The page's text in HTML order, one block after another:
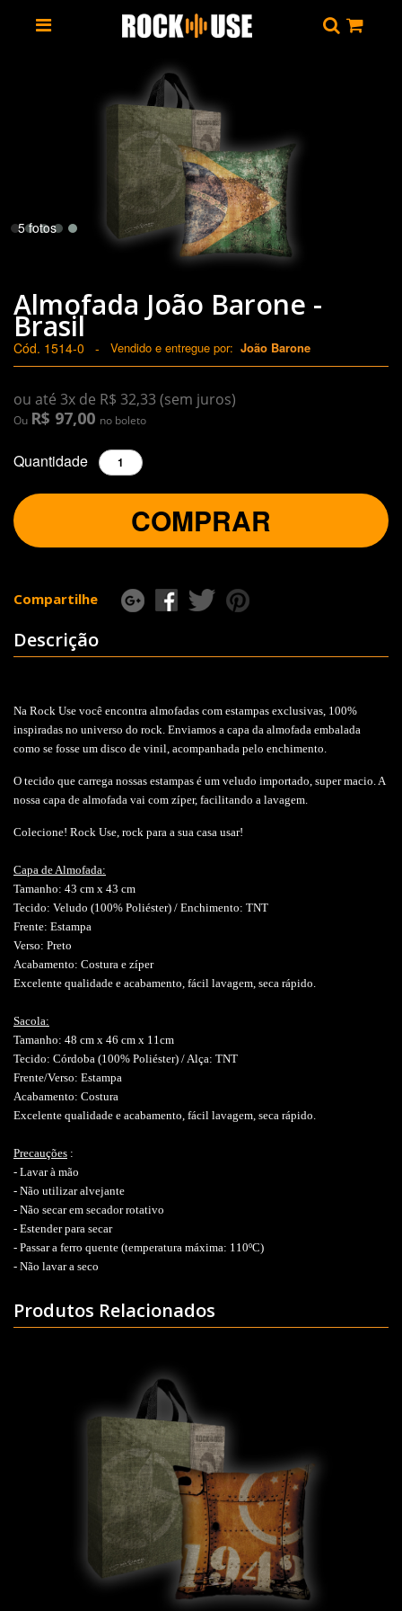
5 fotos
Almofada João Barone -
Brasil
Cód. 1514-0 - Vendido e entregue por: João Barone
ou até 3x de R$ 32,33 (sem juros)
Ou R$ 97,00 no boleto
Quantidade
COMPRAR
Compartilhe
Descrição
Na Rock Use você encontra almofadas com estampas exclusivas, 100%
inspiradas no universo do rock. Enviamos a capa da almofada embalada
como se fosse um disco de vinil, acompanhada pelo enchimento.
O tecido que carrega nossas estampas é um veludo importado, super macio. A
nossa capa de almofada vai com zíper, facilitando a lavagem.
Colecione! Rock Use, rock para a sua casa usar!
Capa de Almofada:
Tamanho: 43 cm x 43 cm
Tecido: Veludo (100% Poliéster) / Enchimento: TNT
Frente: Estampa
Verso: Preto
Acabamento: Costura e zíper
Excelente qualidade e acabamento, fácil lavagem, seca rápido.
Sacola:
Tamanho: 48 cm x 46 cm x 11cm
Tecido: Córdoba (100% Poliéster) / Alça: TNT
Frente/Verso: Estampa
Acabamento: Costura
Excelente qualidade e acabamento, fácil lavagem, seca rápido.
Precauções :
- Lavar à mão
- Não utilizar alvejante
- Não secar em secador rotativo
- Estender para secar
- Passar a ferro quente (temperatura máxima: 110ºC)
- Não lavar a seco
Produtos Relacionados